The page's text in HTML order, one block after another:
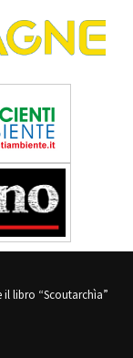
libro “Scoutarchìa”